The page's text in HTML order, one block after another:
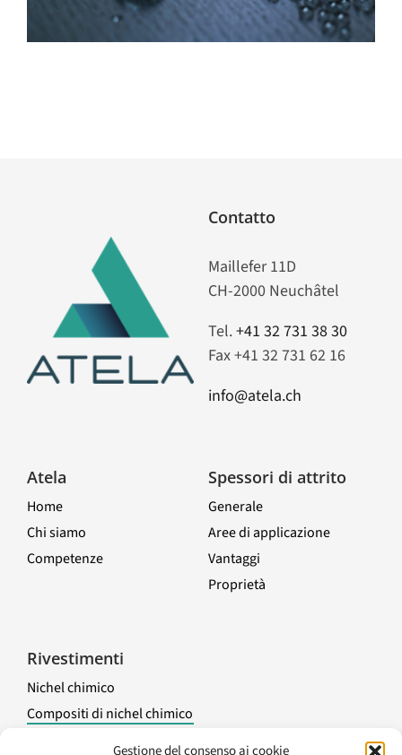
Gestione del consenso ai cookie
Atela
Home
Chi siamo
Competenze
Spessori di attrito
Generale
Aree di applicazione
Vantaggi
Proprietà
Rivestimenti
Nichel chimico
Compositi di nichel chimico
Contatto
Maillefer 11D
CH-2000 Neuchâtel
Tel.+41 32 731 38 30
Fax +41 32 731 62 16
info@atela.ch